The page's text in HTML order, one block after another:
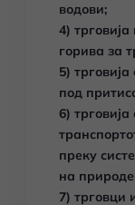
водови;
4)
горива за
5)
под
6)
преку
на
7) трговци